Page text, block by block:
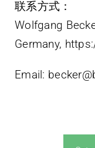
联系方式：
Wolfgang
Germany,
Email: